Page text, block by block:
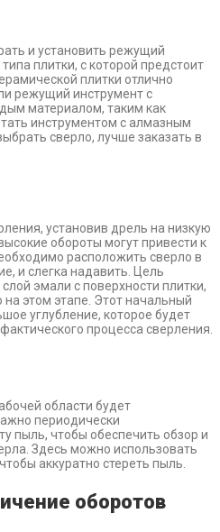
и установить режущий
плитки, с которой предстоит
плитки отлично
режущий инструмент с
материалом, таким как
инструментом с алмазным
сверло, лучше заказать в
установив дрель на низкую
обороты могут привести к
расположить сверло в
и слегка надавить. Цель
эмали с поверхности плитки,
этом этапе. Этот начальный
углубление, которое будет
процесса сверления.
области будет
периодически
пыль, чтобы обеспечить обзор и
Здесь можно использовать
аккуратно стереть пыль.
оборотов